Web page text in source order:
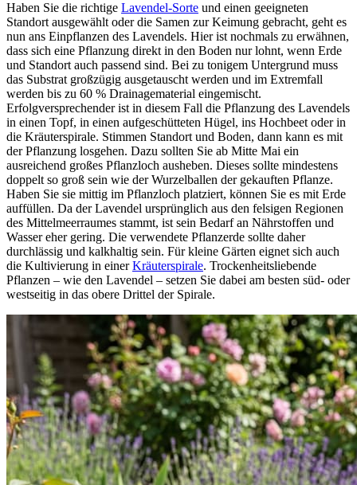
Haben Sie die richtige Lavendel-Sorte und einen geeigneten
Standort ausgewählt oder die Samen zur Keimung gebracht, geht es
nun ans Einpflanzen des Lavendels. Hier ist nochmals zu erwähnen,
dass sich eine Pflanzung direkt in den Boden nur lohnt, wenn Erde
und Standort auch passend sind. Bei zu tonigem Untergrund muss
das Substrat großzügig ausgetauscht werden und im Extremfall
werden bis zu 60 % Drainagematerial eingemischt.
Erfolgversprechender ist in diesem Fall die Pflanzung des Lavendels
in einen Topf, in einen aufgeschütteten Hügel, ins Hochbeet oder in
die Kräuterspirale. Stimmen Standort und Boden, dann kann es mit
der Pflanzung losgehen. Dazu sollten Sie ab Mitte Mai ein
ausreichend großes Pflanzloch ausheben. Dieses sollte mindestens
doppelt so groß sein wie der Wurzelballen der gekauften Pflanze.
Haben Sie sie mittig im Pflanzloch platziert, können Sie es mit Erde
auffüllen. Da der Lavendel ursprünglich aus den felsigen Regionen
des Mittelmeerraumes stammt, ist sein Bedarf an Nährstoffen und
Wasser eher gering. Die verwendete Pflanzerde sollte daher
durchlässig und kalkhaltig sein. Für kleine Gärten eignet sich auch
die Kultivierung in einerKräuterspirale. Trockenheitsliebende
Pflanzen – wie den Lavendel – setzen Sie dabei am besten süd- oder
westseitig in das obere Drittel der Spirale.